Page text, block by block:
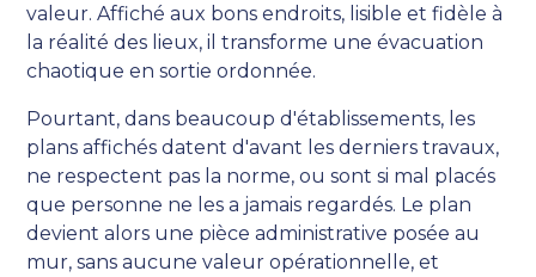
valeur. Affiché aux bons endroits, lisible et fidèle à
la réalité des lieux, il transforme une évacuation
chaotique en sortie ordonnée.
Pourtant, dans beaucoup d'établissements, les
plans affichés datent d'avant les derniers travaux,
ne respectent pas la norme, ou sont si mal placés
que personne ne les a jamais regardés. Le plan
devient alors une pièce administrative posée au
mur, sans aucune valeur opérationnelle, et